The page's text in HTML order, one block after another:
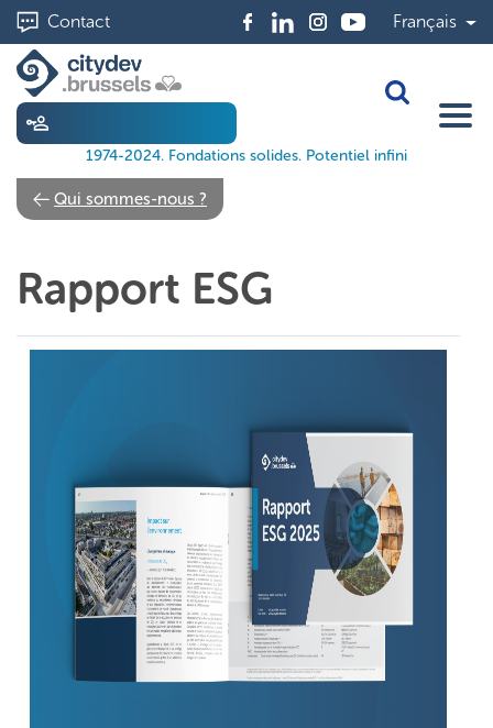
Aller
au
contenu
principal
Contact Français
1974-2024. Fondations solides. Potentiel infini
Toggle
Qui sommes-nous ?
Rapport ESG